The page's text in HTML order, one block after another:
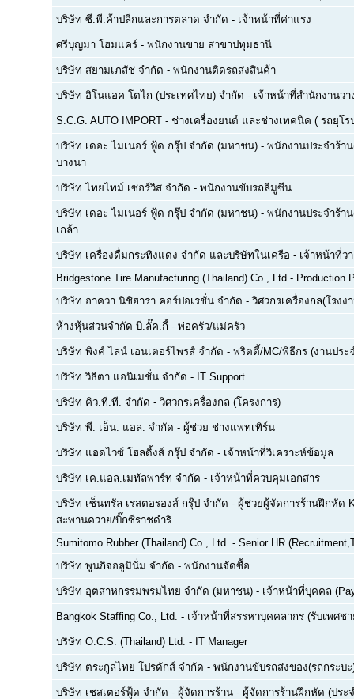
บริษัท ซี.พี.ค้าปลีกและการตลาด จำกัด - เจ้าหน้าที่ค่าแรง
ศรีบุญมา โฮมแคร์ - พนักงานขาย สาขาปทุมธานี
บริษัท สยามเภสัช จำกัด - พนักงานติดรถส่งสินค้า
บริษัท อิโนแอค โตไก (ประเทศไทย) จำกัด - เจ้าหน้าที่สำนักงานวา
S.C.G. AUTO IMPORT - ช่างเครื่องยนต์ และช่างเทคนิค ( รถยุโ
บริษัท เดอะ ไมเนอร์ ฟู้ด กรุ๊ป จำกัด (มหาชน) - พนักงานประจำร้า
บางนา
บริษัท ไทยไทม์ เซอร์วิส จำกัด - พนักงานขับรถลีมูซีน
บริษัท เดอะ ไมเนอร์ ฟู้ด กรุ๊ป จำกัด (มหาชน) - พนักงานประจำร้า
เกล้า
บริษัท เครื่องดื่มกระทิงแดง จำกัด และบริษัทในเครือ - เจ้าหน้าที่ว
Bridgestone Tire Manufacturing (Thailand) Co., Ltd - Production
บริษัท อาควา นิชิฮาร่า คอร์ปอเรชั่น จำกัด - วิศวกรเครื่องกล(โรงง
ห้างหุ้นส่วนจำกัด บี.ลั๊ค.กี้ - พ่อครัว/แม่ครัว
บริษัท พิงค์ ไลน์ เอนเตอร์ไพรส์ จำกัด - พริตตี้/MC/พิธีกร (งานประ
บริษัท วิธิตา แอนิเมชั่น จำกัด - IT Support
บริษัท คิว.ที.ที. จำกัด - วิศวกรเครื่องกล (โครงการ)
บริษัท พี. เอ็น. แอล. จำกัด - ผู้ช่วย ช่างแพทเทิร์น
บริษัท แอดไวซ์ โฮลดิ้งส์ กรุ๊ป จำกัด - เจ้าหน้าที่วิเคราะห์ข้อมูล
บริษัท เค.แอล.เมทัลพาร์ท จำกัด - เจ้าหน้าที่ควบคุมเอกสาร
บริษัท เซ็นทรัล เรสตอรองส์ กรุ๊ป จำกัด - ผู้ช่วยผู้จัดการร้านฝึกหัด
สะพานควาย/บิ๊กซีราชดำริ
Sumitomo Rubber (Thailand) Co., Ltd. - Senior HR
บริษัท พูนกิจอลูมินั่ม จำกัด - พนักงานจัดซื้อ
บริษัท อุตสาหกรรมพรมไทย จำกัด (มหาชน) - เจ้าหน้าที่บุคคล
Bangkok Staffing Co., Ltd. - เจ้าหน้าที่สรรหาบุคคลากร (รับเพศช
บริษัท O.C.S. (Thailand) Ltd. - IT Manager
บริษัท ตระกูลไทย โปรดักส์ จำกัด - พนักงานขับรถส่งของ(รถกระบะ
บริษัท เชสเตอร์ฟู้ด จำกัด - ผู้จัดการร้าน - ผู้จัดการร้านฝึกหัด (ประ